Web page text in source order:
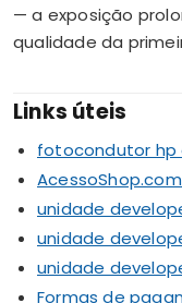
— a exposição
qualidade da
Links úteis
fotocondutor hp
unidade
unidade
unidade
Formas de